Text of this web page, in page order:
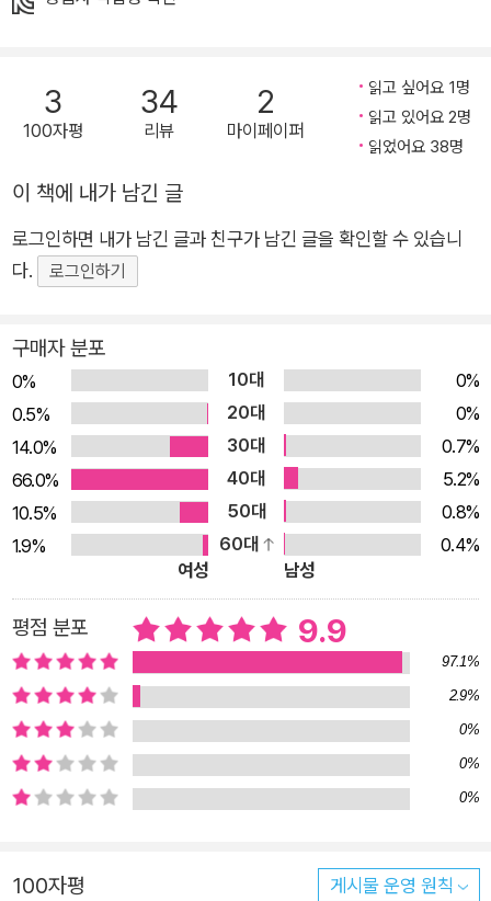
따라가지 못하는 낡은 이야기……. 어딘가 헐렁해 보이는 이야기
귀신들을 몰라보게 웃기고 통찰 있는 새 이야기로 만들어 버리는
아이의 입담을 좇다 보면 절로 고개가 끄덕여지고 무릎을 치게 된
다. 여섯 이야기의 재미는 물론, 각 귀신의 개성을 보여 주는 만화
책에 읽을거리와 볼거리, 생각할 거리를 꽉꽉 담아냈다. 천효정
작가의 맛깔스러운 문장과 최미란 작가의 익살맞은 그림이 이번
시오? 이야기 좋아하는 아이가 하룻밤 새 뚝딱 고친 여섯 이야기
본디 이야기란 넓은 세상을 맘껏 돌아다니는 것. 하지만 오랫동안
보따리에 갇혀 지낸 바람에 본인조차 무슨 이야기였는지 잊어버
린 채 그저 죽을 날만 기다리는 신세가 된 존재가 바로 이야기 귀
신이다. 『이야기 귀신이 와르릉와르릉』에는 여섯 귀신들이 이야
기 좋아하는 아이를 만나 여섯 개의 새 이야기로 반짝 거듭나는
과정이 담겨 있다. 1권에는 첫 번째 이야기 「세상에서 제일 운 없
는 사내」, 두 번째 이야기 「신기한 대나무 베개」, 세 번째 이야기
「빨래꾼과 복복이」가 실려 있으며, 2권에는 네 번째 이야기 「청백
리네 강아지」, 다섯 번째 이야기 「백두산 평평도사」, 여섯 번째 이
야기 「천하무적 싸리동자」가 실려 있다. 여섯 귀신은 생김새만큼
성격도, 채워 넣어야 할 부분도 제각각이다. 귀신들이 기억을 더
듬어 “옛날 옛적 갓날 갓적에……” 하며 겨우 운을 띄우면, 가만
듣던 아이가 능청스레 이어지는 이야기를 만들어 나간다. 첫 번째
귀신의 ‘운이 좋은 건지 나쁜 건지 모르겠는 사내 이야기’는 돌 구
경하기를 좋아했을 뿐인데 얼떨결에 임금의 자리까지 오른 사내
가도 금세 좋아지는 우리네 인생을 유쾌하게 보여 준다. 두 번째
3
100자평
34
리뷰
2
마이페이퍼
읽고 싶어요 1명
읽고 있어요 2명
읽었어요 38명
이 책에 내가 남긴 글
로그인하면 내가 남긴 글과 친구가 남긴 글을 확인할 수 있습니
다.
로그인하기
구매자 분포
0% 10대
0%
0.5%
20대
0%
14.0%
30대
0.7%
66.0%
40대
5.2%
10.5%
50대
0.8%
1.9%
60대
0.4%
여성
남성
평점 분포 9.9
97.1%
2.9%
0%
0%
0%
100자평 게시물 운영 원칙